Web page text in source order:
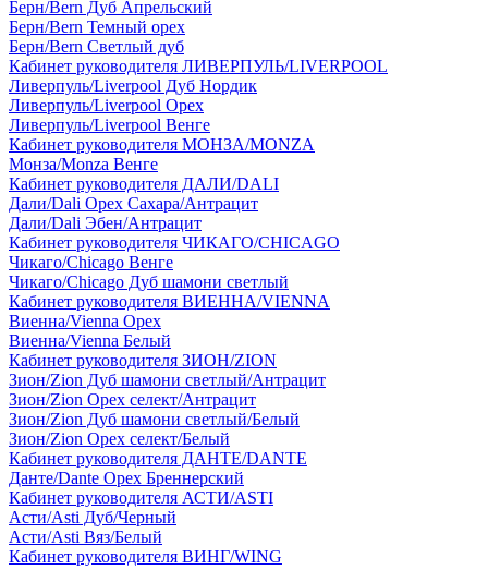
Берн/Bern Дуб Апрельский
Берн/Bern Темный орех
Берн/Bern Светлый дуб
Кабинет руководителя ЛИВЕРПУЛЬ/LIVERPOOL
Ливерпуль/Liverpool Дуб Нордик
Ливерпуль/Liverpool Орех
Ливерпуль/Liverpool Венге
Кабинет руководителя МОНЗА/MONZA
Монза/Monza Венге
Кабинет руководителя ДАЛИ/DALI
Дали/Dali Орех Cахара/Антрацит
Дали/Dali Эбен/Антрацит
Кабинет руководителя ЧИКАГО/CHICAGO
Чикаго/Chicago Венге
Чикаго/Chicago Дуб шамони светлый
Кабинет руководителя ВИЕННА/VIENNA
Виенна/Vienna Орех
Виенна/Vienna Белый
Кабинет руководителя ЗИОН/ZION
Зион/Zion Дуб шамони светлый/Антрацит
Зион/Zion Орех селект/Антрацит
Зион/Zion Дуб шамони светлый/Белый
Зион/Zion Орех селект/Белый
Кабинет руководителя ДАНТЕ/DANTE
Данте/Dante Орех Бреннерский
Кабинет руководителя АСТИ/ASTI
Асти/Asti Дуб/Черный
Асти/Asti Вяз/Белый
Кабинет руководителя ВИНГ/WING